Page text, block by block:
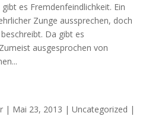
es Fremdenfeindlichkeit. Ein
Zunge aussprechen, doch
Da gibt es
ausgesprochen von
| Mai 23, 2013 | Uncategorized |